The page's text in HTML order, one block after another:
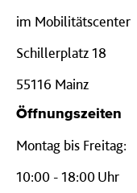
im Mobilitätscenter
Schillerplatz 18
55116 Mainz
Öffnungszeiten
Montag bis Freitag:
10:00 - 18:00 Uhr